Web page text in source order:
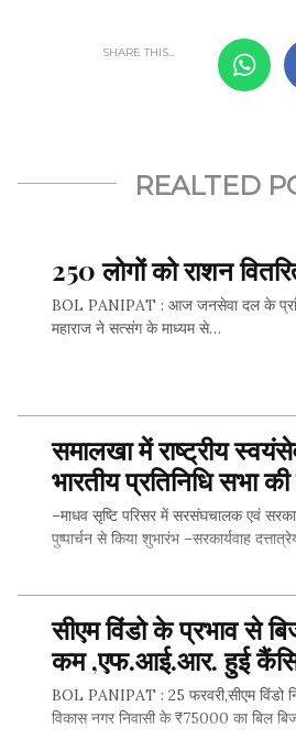
SHARE THIS...
REALTED
250 लोगों को राशन
BOL PANIPAT : आज जनसेवा दल के
महाराज ने सत्संग के माध्यम से…
समालखा में राष्ट्रीय
भारतीय प्रतिनिधि सभा
–माधव सृष्टि परिसर में सरसंघचालक एवं
पुष्पार्चन से किया शुभारंभ –सरकार्यवाह
SHARE THIS...
सीएम विंडो के प्रभाव से
कम ,एफ.आई.आर. हुई
BOL PANIPAT : 25 फरवरी,सीएम विंडो
विकास नगर निवासी के ₹75000 का बिल